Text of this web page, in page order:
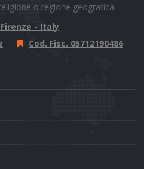
o regione geografica
- Italy
Cod. Fisc. 05712190486